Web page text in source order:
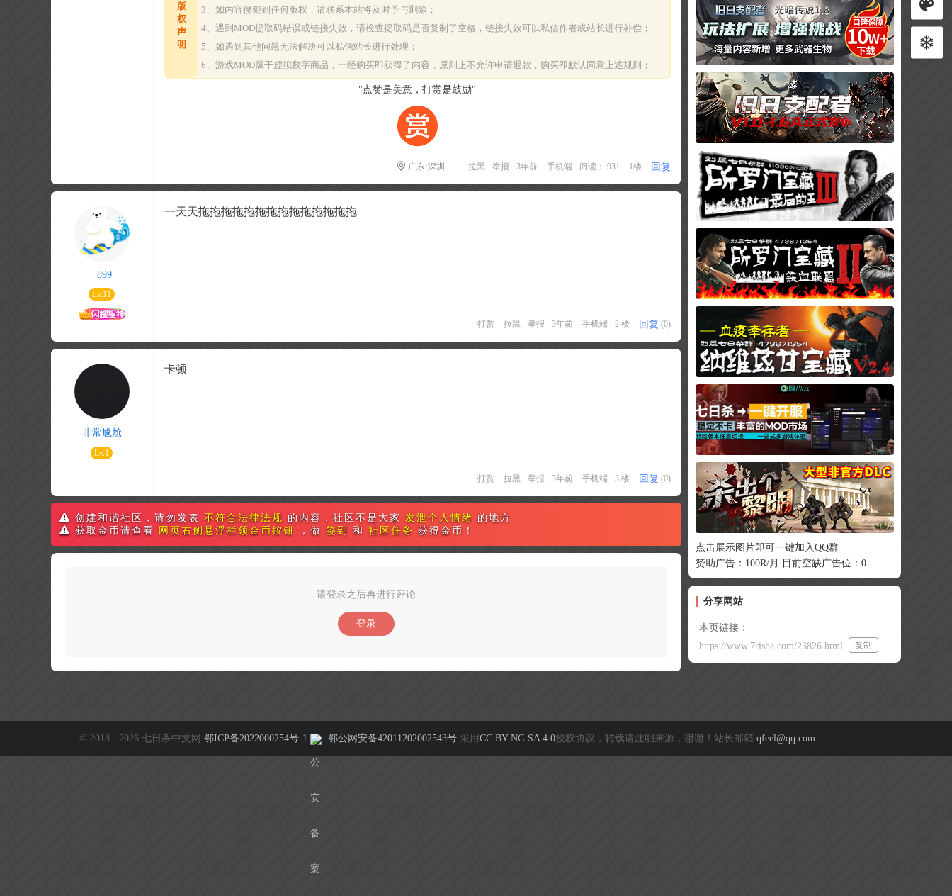
版
权
声
明
3、如内容侵犯到任何版权，请联系本站将及时予与删除；
4、遇到MOD提取码错误或链接失效，请检查提取码是否复制了空格，链接失效可以私信作者或站长进行补偿；
5、如遇到其他问题无法解决可以私信站长进行处理；
6、游戏MOD属于虚拟数字商品，一经购买即获得了内容，原则上不允许申请退款，购买即默认同意上述规则；
"点赞是美意，打赏是鼓励"
广东·深圳 拉黑 举报 3年前 手机端 阅读： 931 1楼 回复
_899
Lv.11
一天天拖拖拖拖拖拖拖拖拖拖拖拖拖拖
打赏 拉黑 举报 3年前 手机端 2 楼 回复 (0)
非常尴尬
Lv.1
卡顿
打赏 拉黑 举报 3年前 手机端 3 楼 回复 (0)
创建和谐社区，请勿发表 不符合法律法规 的内容，社区不是大家 发泄个人情绪 的地方
获取金币请查看
网页右侧悬浮栏领金币按钮 ，做 签到 和 社区任务 获得金币！
请登录之后再进行评论
登录
点击展示图片即可一键加入QQ群
赞助广告：100R/月 目前空缺广告位：0
分享网站
本页链接：
https://www.7risha.com/23826.html
复制
© 2018 - 2026 七日杀中文网 鄂ICP备2022000254号-1 鄂公网安备42011202002543号 采用 CC BY-NC-SA 4.0授权协议，转载请注明来源，谢谢！站长邮箱:qfeel@qq.com